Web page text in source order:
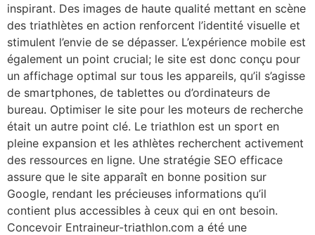
inspirant. Des images de haute qualité mettant en scène
des triathlètes en action renforcent l’identité visuelle et
stimulent l’envie de se dépasser. L’expérience mobile est
également un point crucial; le site est donc conçu pour
un affichage optimal sur tous les appareils, qu’il s’agisse
de smartphones, de tablettes ou d’ordinateurs de
bureau. Optimiser le site pour les moteurs de recherche
était un autre point clé. Le triathlon est un sport en
pleine expansion et les athlètes recherchent activement
des ressources en ligne. Une stratégie SEO efficace
assure que le site apparaît en bonne position sur
Google, rendant les précieuses informations qu’il
contient plus accessibles à ceux qui en ont besoin.
Concevoir Entraineur-triathlon.com a été une